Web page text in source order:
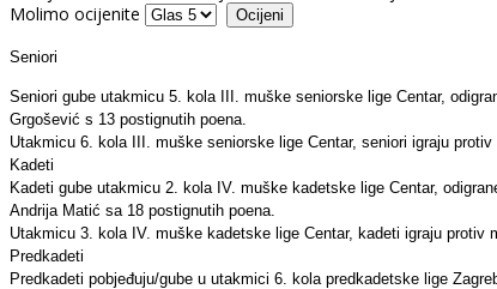
Molimo ocijenite
Seniori
Seniori gube utakmicu 5. kola III. muške seniorske lige Centar,
Grgošević s 13 postignutih poena.
Utakmicu 6. kola III. muške seniorske lige Centar, seniori igraju
Kadeti
Kadeti gube utakmicu 2. kola IV. muške kadetske lige Centar,
Andrija Matić sa 18 postignutih poena.
Utakmicu 3. kola IV. muške kadetske lige Centar, kadeti igraju protiv
Predkadeti
Predkadeti pobjeđuju/gube u utakmici 6. kola predkadetske lige